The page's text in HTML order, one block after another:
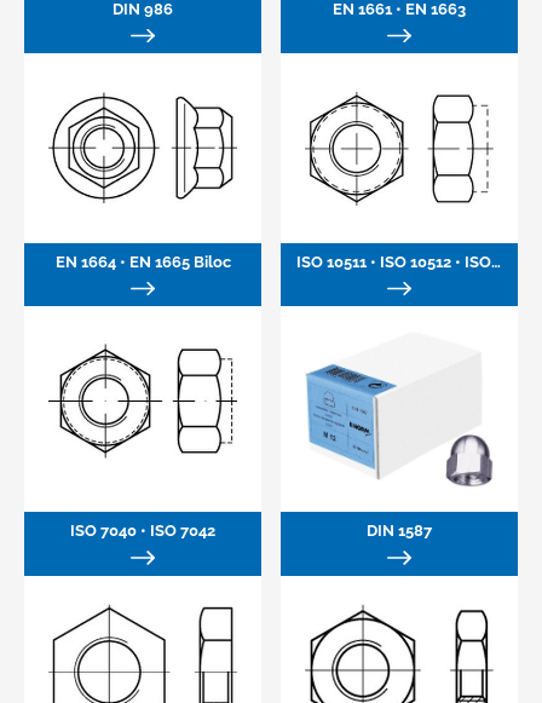
DIN 986 EN 1661 • EN 1663
EN 1664 • EN 1665 Biloc ISO 10511 • ISO 10512 • ISO 10513
ISO 7040 • ISO 7042 DIN 1587